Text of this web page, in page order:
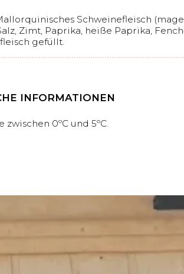
Schweinefleisch
Zimt, Paprika, heiße Paprika,
gefüllt.
INFORMATIONEN
zwischen 0ºC und 5ºC.